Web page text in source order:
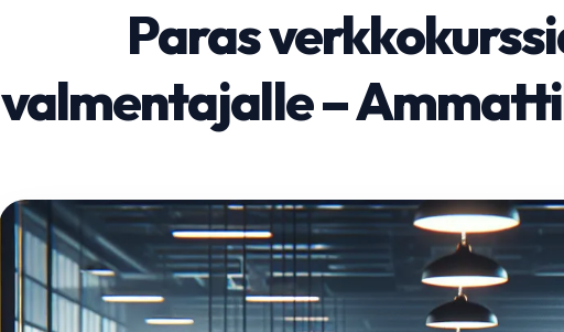
Paras
valmentajalle –